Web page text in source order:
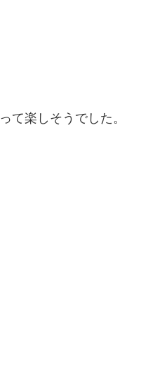
て楽しそうでした。